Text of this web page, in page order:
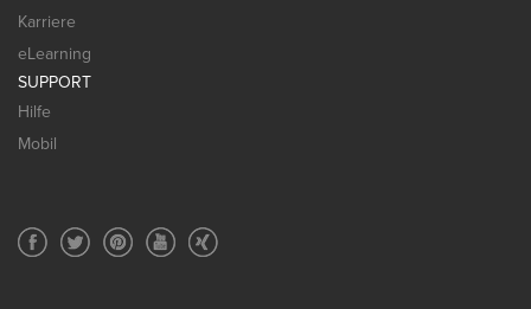
Karriere
eLearning
SUPPORT
Hilfe
Mobil